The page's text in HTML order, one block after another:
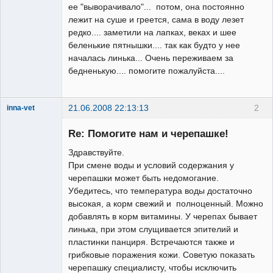
ее "выворачивало"... потом, она постоянно
лежит на суше и греется, сама в воду лезет
редко.... заметили на лапках, веках и шее
беленькие пятнышки.... так как будто у нее
началась линька... Очень переживаем за
бедненькую.... помогите пожалуйста....
2
inna-vet 21.06.2008 22:13:13
Зарегистрированный
Re: Помогите нам и черепашке!
Здравствуйте.
При смене воды и условий содержания у
черепашки может быть недомогание.
Убедитесь, что температура воды достаточно
высокая, а корм свежий и полноценный. Можно
добавлять в корм витамины. У черепах бывает
линька, при этом слущивается эпителий и
пластинки панциря. Встречаются также и
грибковые поражения кожи. Советую показать
черепашку специалисту, чтобы исключить